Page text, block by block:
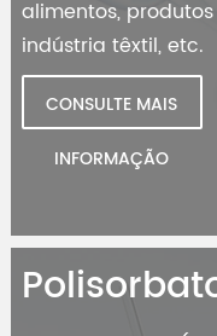
alimentos,
indústria têxtil, etc.
CONSULTE MAIS
INFORMAÇÃO
{eles}